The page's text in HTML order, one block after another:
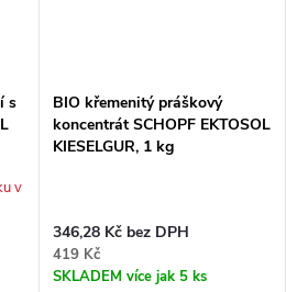
s
v
BIO křemenitý práškový
koncentrát SCHOPF EKTOSOL
KIESELGUR, 1 kg
346,28 Kč bez DPH
419 Kč
SKLADEM více jak 5 ks